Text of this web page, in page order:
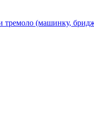
тремоло (машинку,